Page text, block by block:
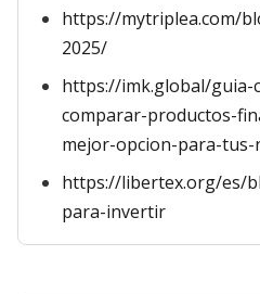
https://mytriplea.com/
2025/
https://imk.global/guia-
comparar-productos-
mejor-opcion-para-tus-
https://libertex.org/es/
para-invertir